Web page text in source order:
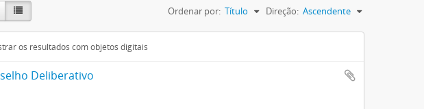
Ordenar por: Título Direção: Ascendente
os resultados com objetos digitais
Deliberativo